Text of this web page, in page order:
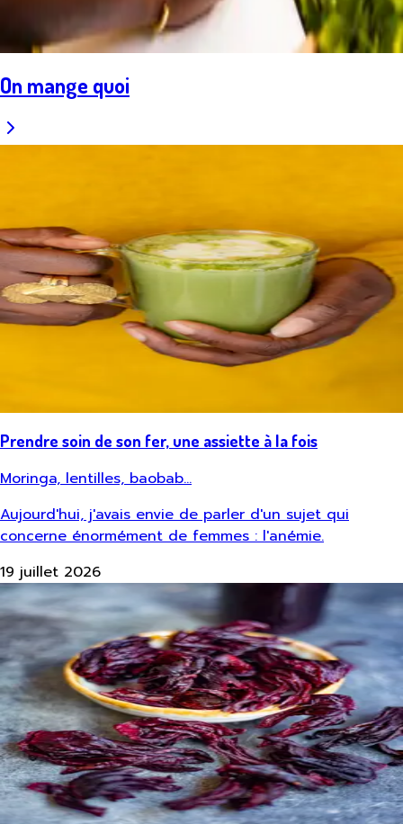
On mange quoi
Prendre soin de son fer, une assiette à la fois
Moringa, lentilles, baobab…
Aujourd'hui, j'avais envie de parler d'un sujet qui
concerne énormément de femmes : l'anémie.
19 juillet 2026